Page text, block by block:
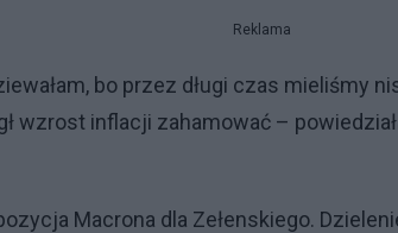
Reklama
bo przez długi czas mieliśmy
wzrost inflacji zahamować –
Macrona dla Zełenskiego.